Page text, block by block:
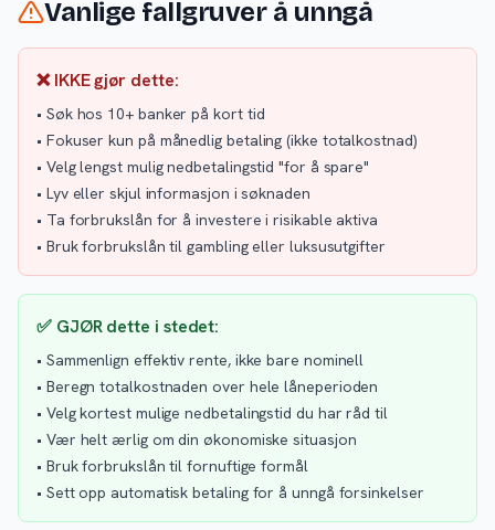
Vanlige fallgruver å unngå
❌ IKKE gjør dette:
• Søk hos 10+ banker på kort tid
• Fokuser kun på månedlig betaling (ikke totalkostnad)
• Velg lengst mulig nedbetalingstid "for å spare"
• Lyv eller skjul informasjon i søknaden
• Ta forbrukslån for å investere i risikable aktiva
• Bruk forbrukslån til gambling eller luksusutgifter
✅ GJØR dette i stedet:
• Sammenlign effektiv rente, ikke bare nominell
• Beregn totalkostnaden over hele låneperioden
• Velg kortest mulige nedbetalingstid du har råd til
• Vær helt ærlig om din økonomiske situasjon
• Bruk forbrukslån til fornuftige formål
• Sett opp automatisk betaling for å unngå forsinkelser